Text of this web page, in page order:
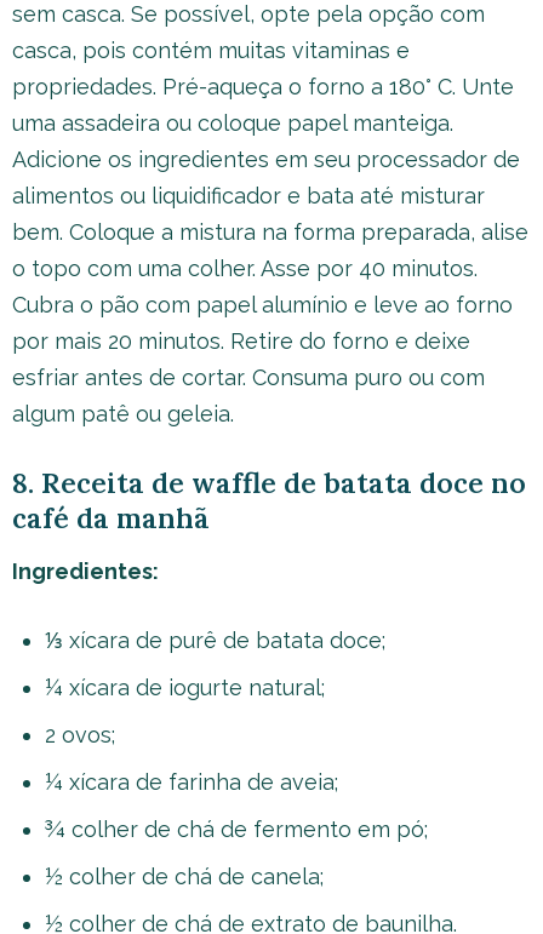
sem casca. Se possível, opte pela opção com
casca, pois contém muitas vitaminas e
propriedades. Pré-aqueça o forno a 180° C. Unte
uma assadeira ou coloque papel manteiga.
Adicione os ingredientes em seu processador de
alimentos ou liquidificador e bata até misturar
bem. Coloque a mistura na forma preparada, alise
o topo com uma colher. Asse por 40 minutos.
Cubra o pão com papel alumínio e leve ao forno
por mais 20 minutos. Retire do forno e deixe
esfriar antes de cortar. Consuma puro ou com
algum patê ou geleia.
8. Receita de waffle de batata doce no
café da manhã
Ingredientes:
⅓ xícara de purê de batata doce;
¼ xícara de iogurte natural;
2 ovos;
¼ xícara de farinha de aveia;
¾ colher de chá de fermento em pó;
½ colher de chá de canela;
½ colher de chá de extrato de baunilha.